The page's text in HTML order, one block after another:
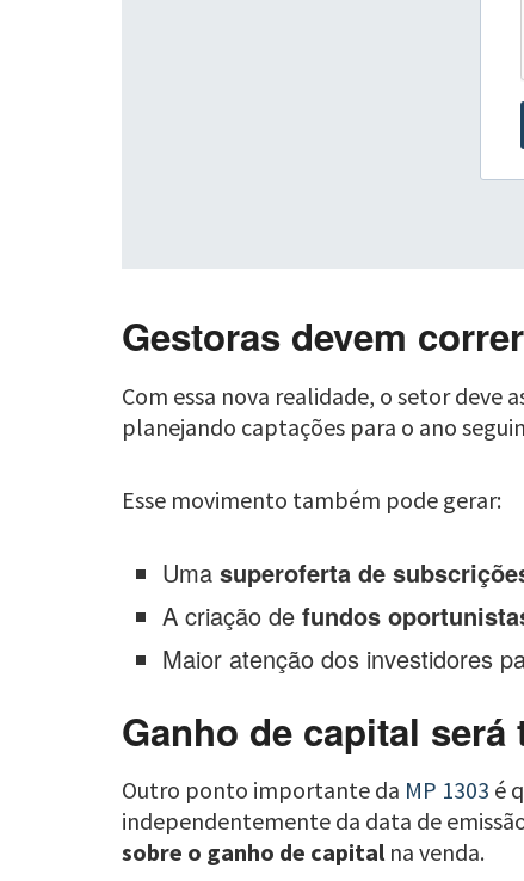
Gestoras devem
Com essa nova realidade, o setor deve
planejando captações para o ano
Esse movimento também pode gerar:
Umasuperoferta de
A criação defundos
Maior atenção dos investidores
Ganho de capital
Outro ponto importante da MP 1303 é
independentemente da data de
sobre o ganho de capitalna venda.